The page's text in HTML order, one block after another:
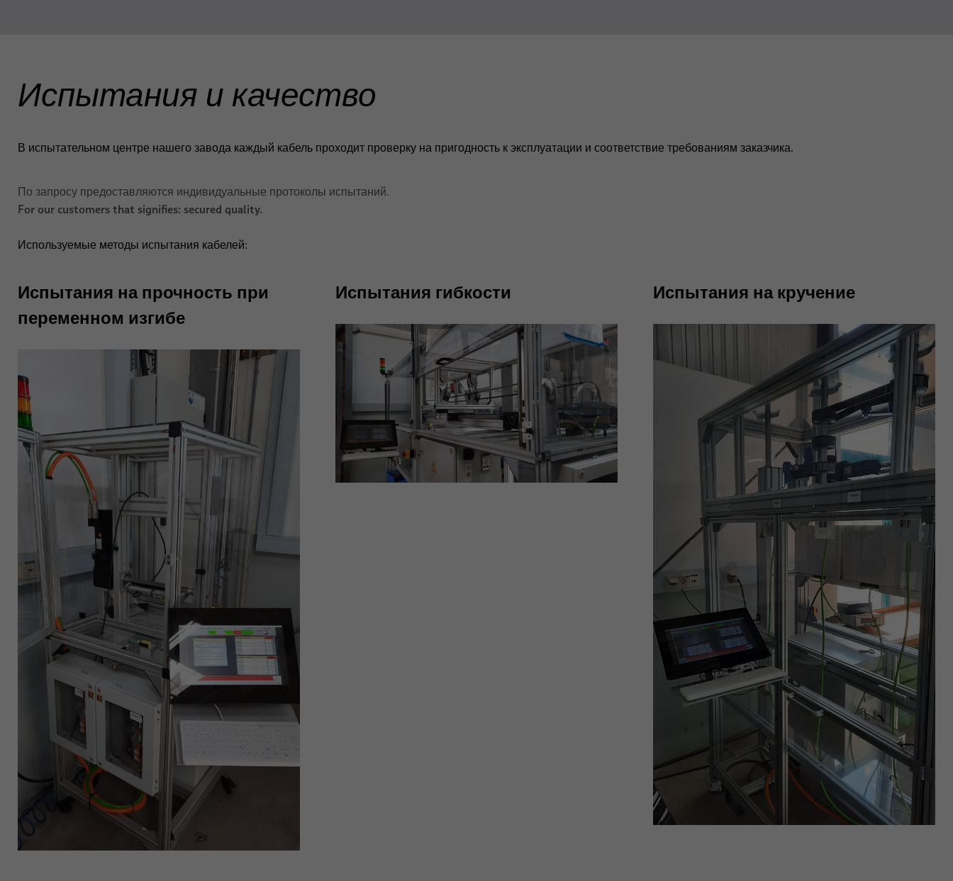
Испытания и качество
В испытательном центре нашего завода каждый кабель проходит проверку на пригодность к эксплуатации и соответствие требованиям заказчика.
По запросу предоставляются индивидуальные протоколы испытаний.
For our customers that signifies: secured quality.
Используемые методы испытания кабелей:
Испытания на прочность при
переменном изгибе
Испытания гибкости Испытания на кручение